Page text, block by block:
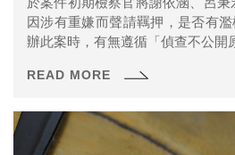
因涉有重嫌而聲請羈押，是否有
辦此案時，有無遵循「偵查不公開
READ MORE